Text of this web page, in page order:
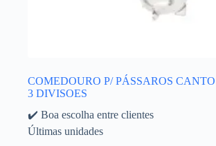
COMEDOURO P/ PÁSSAROS
3 DIVISOES
✔️ Boa escolha entre clientes
Últimas unidades